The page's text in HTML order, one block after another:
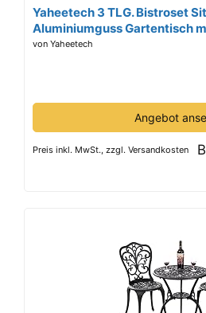
Yaheetech 3 TLG. Bistroset
Aluminiumguss Gartentisch
Gartengarnitur Gartenmöbel
von Yaheetech
Angebot
Preis inkl. MwSt., zzgl. Versandkosten